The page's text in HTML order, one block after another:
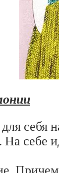
себя
На себе